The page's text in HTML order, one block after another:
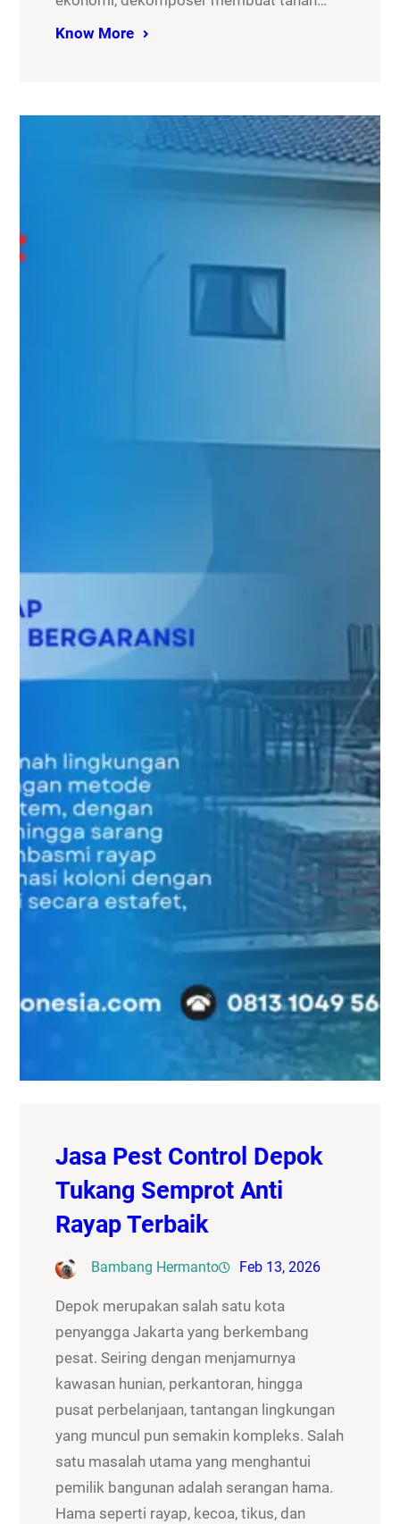
Know More
Jasa Pest Control Depok
Tukang Semprot Anti
Rayap Terbaik
Bambang Hermanto Feb 13, 2026
Depok merupakan salah satu kota
penyangga Jakarta yang berkembang
pesat. Seiring dengan menjamurnya
kawasan hunian, perkantoran, hingga
pusat perbelanjaan, tantangan lingkungan
yang muncul pun semakin kompleks. Salah
satu masalah utama yang menghantui
pemilik bangunan adalah serangan hama.
Hama seperti rayap, kecoa, tikus, dan